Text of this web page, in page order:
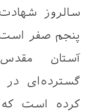
سالروز
پنجم صفر
آستان
گسترده‌ای در
کرده است که